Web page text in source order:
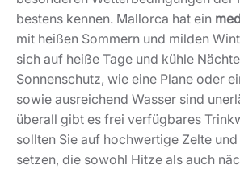
bestens kennen. Mallorca hat ein
mit heißen Sommern und milden
sich auf heiße Tage und kühle
Sonnenschutz, wie eine Plane oder
sowie ausreichend Wasser sind
überall gibt es frei verfügbares
sollten Sie auf hochwertige Zelte
setzen, die sowohl Hitze als auch